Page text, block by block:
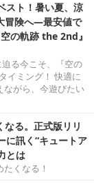
スト！暑い夏、涼
冒険へ―最安値で
の軌跡 the 2nd』
る今こそ、『空の
イミング！ 快適に
ながら、今遊びたい
る。正式版リリ
に訊く“キュートア
とは
くなる！